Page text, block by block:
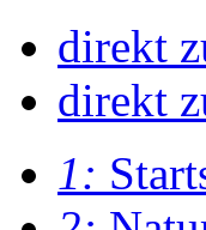
direkt
direkt
1: